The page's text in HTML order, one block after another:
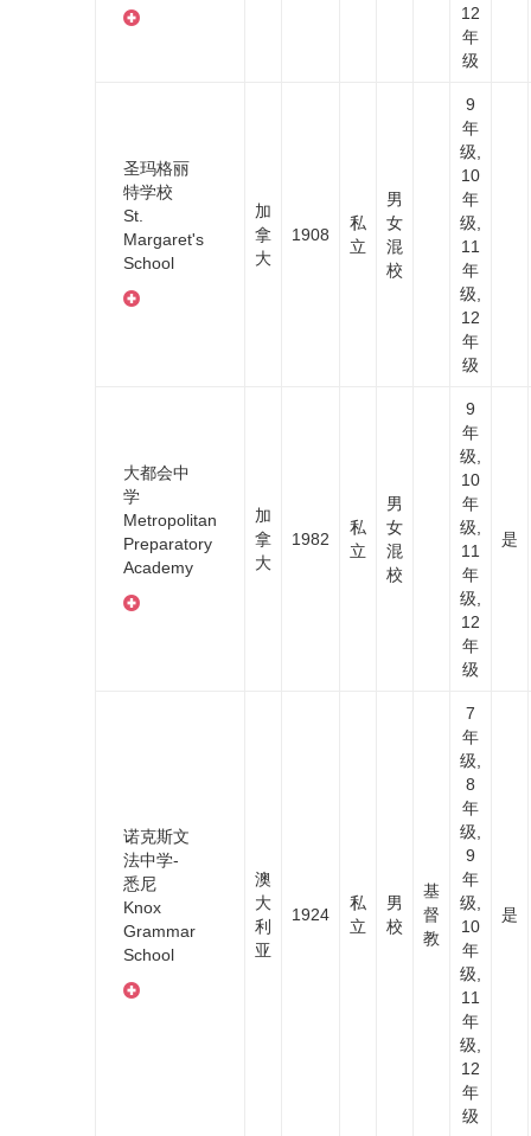
12
年
级
圣玛格丽
特学校
St.
Margaret's
School
加
拿
大
1908
私
立
男
女
混
校
9
年
级,
10
年
级,
11
年
级,
12
年
级
大都会中
学
Metropolitan
Preparatory
Academy
加
拿
大
1982
私
立
男
女
混
校
9
年
级,
10
年
级,
11
年
级,
12
年
级
是
诺克斯文
法中学-
悉尼
Knox
Grammar
School
澳
大
利
亚
1924
私
立
男
校
基
督
教
7
年
级,
8
年
级,
9
年
级,
10
年
级,
11
年
级,
12
年
级
是